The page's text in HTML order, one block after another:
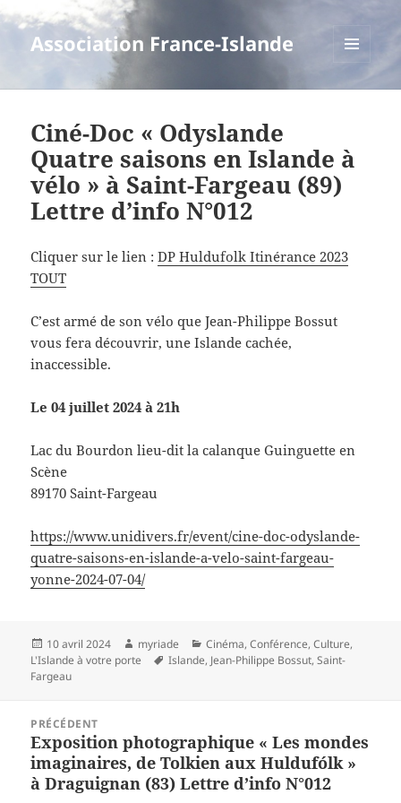
Association France-Islande
Ciné-Doc « Odyslande
Quatre saisons en Islande à
vélo » à Saint-Fargeau (89)
Lettre d’info N°012
Cliquer sur le lien :DP Huldufolk Itinérance 2023
TOUT
C’est armé de son vélo que Jean-Philippe Bossut
vous fera découvrir, une Islande cachée,
inaccessible.
Le 04 juillet 2024 à 21h
Lac du Bourdon lieu-dit la calanque Guinguette en
Scène
89170 Saint-Fargeau
https://www.unidivers.fr/event/cine-doc-odyslande-
quatre-saisons-en-islande-a-velo-saint-fargeau-
yonne-2024-07-04/
Publié
le
10 avril 2024 Auteur
myriade Catégories
Cinéma,Conférence,Culture,
L'Islande à votre porte
Mots-
Islande, Jean-Philippe Bossut,Saint-
Fargeau
l’article
PRÉCÉDENT
Article
précédent :
Exposition photographique « Les mondes
imaginaires, de Tolkien aux Huldufólk »
à Draguignan (83) Lettre d’info N°012